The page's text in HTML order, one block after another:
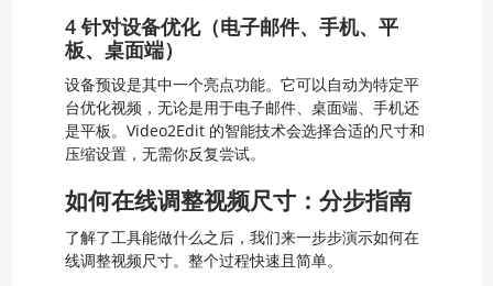
4 针对设备优化（电子邮件、手机、平
板、桌面端）
设备预设是其中一个亮点功能。它可以自动为特定平
台优化视频，无论是用于电子邮件、桌面端、手机还
是平板。Video2Edit 的智能技术会选择合适的尺寸和
压缩设置，无需你反复尝试。
如何在线调整视频尺寸：分步指南
了解了工具能做什么之后，我们来一步步演示如何在
线调整视频尺寸。整个过程快速且简单。